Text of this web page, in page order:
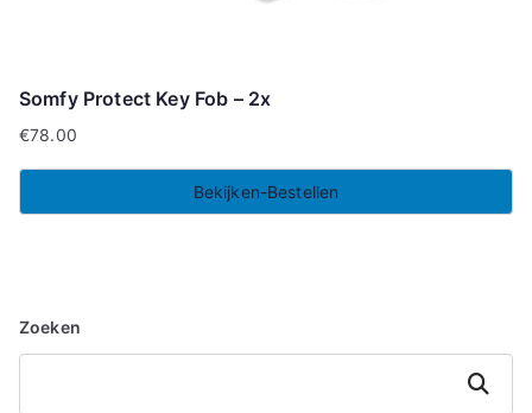
Somfy Protect Key Fob – 2x
€78.00
Bekijken-Bestellen
Zoeken
Zoeken